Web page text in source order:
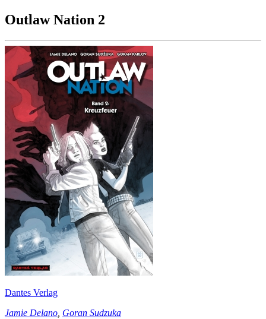
Outlaw Nation 2
Dantes Verlag
Jamie Delano Goran Sudzuka